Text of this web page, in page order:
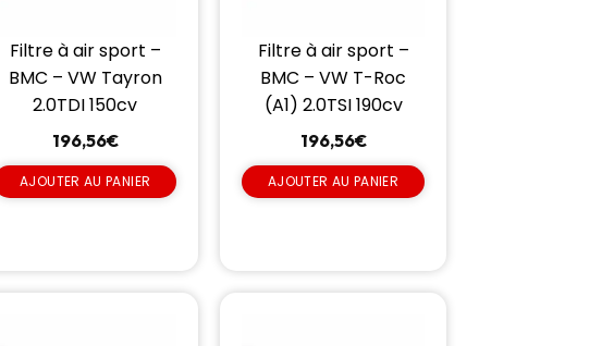
Filtre à air sport –
BMC – VW Tayron
2.0TDI 150cv
196,56€
AJOUTER AU PANIER
Filtre à air sport –
BMC – VW T-Roc
(A1) 2.0TSI 190cv
196,56€
AJOUTER AU PANIER